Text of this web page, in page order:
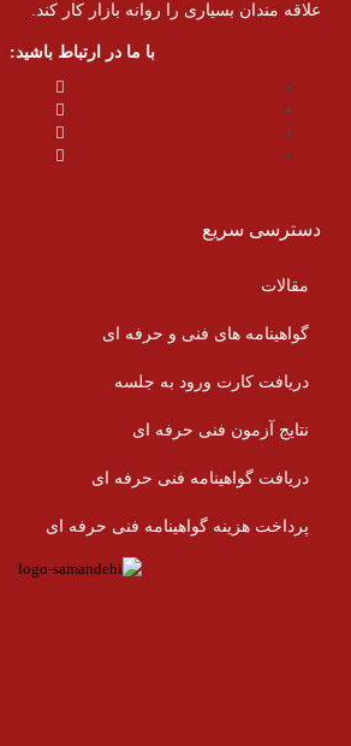
علاقه مندان بسیاری را روانه بازار کار کند.
با ما در ارتباط باشید:
دسترسی سریع
مقالات
گواهینامه های فنی و حرفه ای
دریافت کارت ورود به جلسه
نتایج آزمون فنی حرفه ای
دریافت گواهینامه فنی حرفه ای
پرداخت هزینه گواهینامه فنی حرفه ای